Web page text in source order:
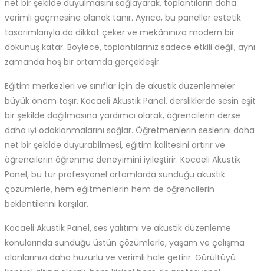
net bir şekilde duyulmasını sağlayarak, toplantıların daha
verimli geçmesine olanak tanır. Ayrıca, bu paneller estetik
tasarımlarıyla da dikkat çeker ve mekânınıza modern bir
dokunuş katar. Böylece, toplantılarınız sadece etkili değil, aynı
zamanda hoş bir ortamda gerçekleşir.
Eğitim merkezleri ve sınıflar için de akustik düzenlemeler
büyük önem taşır. Kocaeli Akustik Panel, dersliklerde sesin eşit
bir şekilde dağılmasına yardımcı olarak, öğrencilerin derse
daha iyi odaklanmalarını sağlar. Öğretmenlerin seslerini daha
net bir şekilde duyurabilmesi, eğitim kalitesini artırır ve
öğrencilerin öğrenme deneyimini iyileştirir. Kocaeli Akustik
Panel, bu tür profesyonel ortamlarda sunduğu akustik
çözümlerle, hem eğitmenlerin hem de öğrencilerin
beklentilerini karşılar.
Kocaeli Akustik Panel, ses yalıtımı ve akustik düzenleme
konularında sunduğu üstün çözümlerle, yaşam ve çalışma
alanlarınızı daha huzurlu ve verimli hale getirir. Gürültüyü